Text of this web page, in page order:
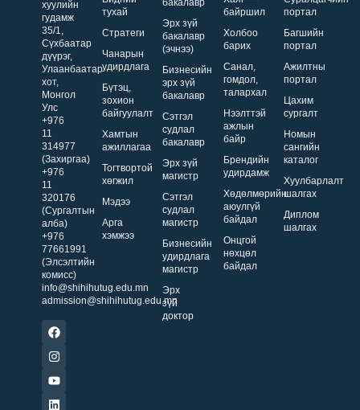
хуулийн
гудамж
35/1,
Сүхбаатар
дүүрэг,
Улаанбаатар
хот,
Монгол
Улс
+976
11
314977
(Захиргаа)
+976
11
320176
(Сургалтын
алба)
+976
77661991
(Элсэлтийн
комисс)
info@shihihutug.edu.mn
admission@shihihutug.edu.mn
тухай
Стратеги
Чанарын
удирдлага
Бүтэц,
зохион
байгуулалт
Хамтын
ажиллагаа
Тогтвортой
хөгжил
Мэдээ
Арга
хэмжээ
бакалавр
Эрх зүй
бакалавр
(эчнээ)
Бизнесийн
эрх зүй
бакалавр
Сэтгэл
судлал
бакалавр
Эрх зүй
магистр
Сэтгэл
судлал
магистр
Бизнесийн
удирдлага
магистр
Эрх
зүй
доктор
байршил
Холбоо
барих
Санал,
гомдол,
талархал
Нээлттэй
ажлын
байр
Брендийн
удирдамж
Хөдөлмөрийн
аюулгүй
байдал
Онцгой
нөхцөл
байдал
портал
Багшийн
портал
Ажилтны
портал
Цахим
сургалт
Номын
сангийн
каталог
Хуулбарлалт
шалгах
Диплом
шалгах